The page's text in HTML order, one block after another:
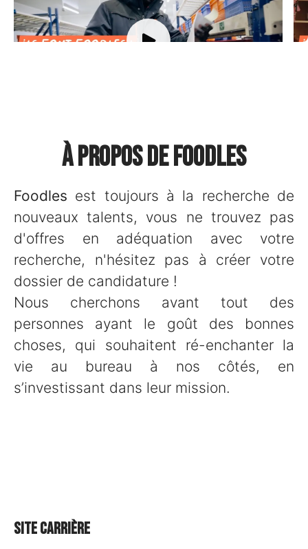
Nos préparateurs de commande
À propos de Foodles
Foodles est toujours à la recherche de
nouveaux talents, vous ne trouvez pas
d'offres en adéquation avec votre
recherche, n'hésitez pas à créer votre
dossier de candidature !
Nous cherchons avant tout des
personnes ayant le goût des bonnes
choses, qui souhaitent ré-enchanter la
vie au bureau à nos côtés, en
s’investissant dans leur mission.
Site carrière